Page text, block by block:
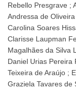
Rebello Presgrave ;
Andressa de
Carolina Soares
Clarisse Laupman
Magalhães da Silva
Daniel Urias Pereira
Teixeira de Araújo ;
Graziela Tavares de